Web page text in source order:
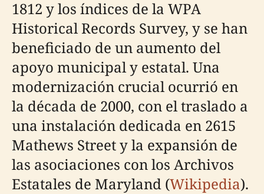
1812 y los índices de la WPA
Historical Records Survey, y se han
beneficiado de un aumento del
apoyo municipal y estatal. Una
modernización crucial ocurrió en
la década de 2000, con el traslado a
una instalación dedicada en 2615
Mathews Street y la expansión de
las asociaciones con los Archivos
Estatales de Maryland (Wikipedia).